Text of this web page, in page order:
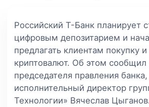
Российский Т-Банк планирует
цифровым депозитарием и
предлагать клиентам покупку
криптовалют. Об этом сообщил
председателя правления банка,
исполнительный директор
Технологии» Вячеслав